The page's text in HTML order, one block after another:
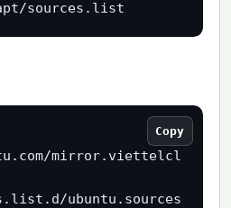
sources.list
mirror.viettelcl
ubuntu.sources
Copy